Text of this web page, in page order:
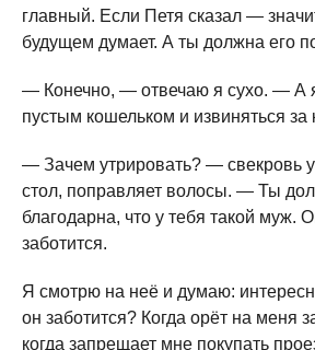
главный. Если Петя сказал —
будущем думает. А ты должна его
— Конечно, — отвечаю я сухо. — А
пустым кошельком и извиняться
— Зачем утрировать? — свекровь
стол, поправляет волосы. — Ты
благодарна, что у тебя такой муж.
заботится.
Я смотрю на неё и думаю:
он заботится? Когда орёт на меня
когда запрещает мне покупать